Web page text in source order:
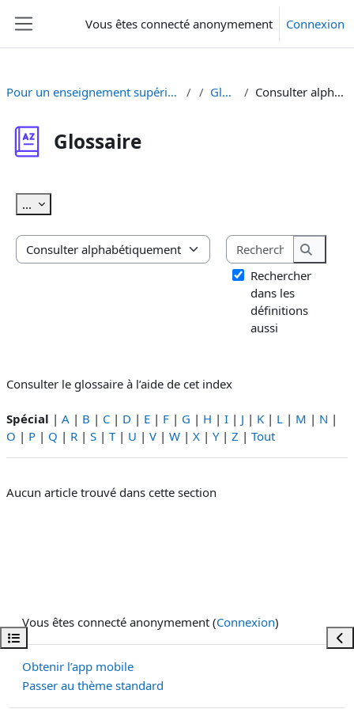
Vous êtes connecté anonymement Connexion
Ouvrir l’index du cours
Pour un enseignement supérieur sensible au genre Glossaire Consulter alphabétiquement
Glossaire
... Exporter des articles
Consulter le glossaire à l’aide de cet index
Rechercher
Rechercher
dans les
définitions
aussi
Consulter le glossaire à l’aide de cet index
Spécial | A | B | C | D | E | F | G | H | I | J | K | L | M | N |
O | P | Q | R | S | T| U | V | W | X | Y| Z | Tout
Aucun article trouvé dans cette section
Vous êtes connecté anonymement (Connexion)
Obtenir l’app mobile
Passer au thème standard